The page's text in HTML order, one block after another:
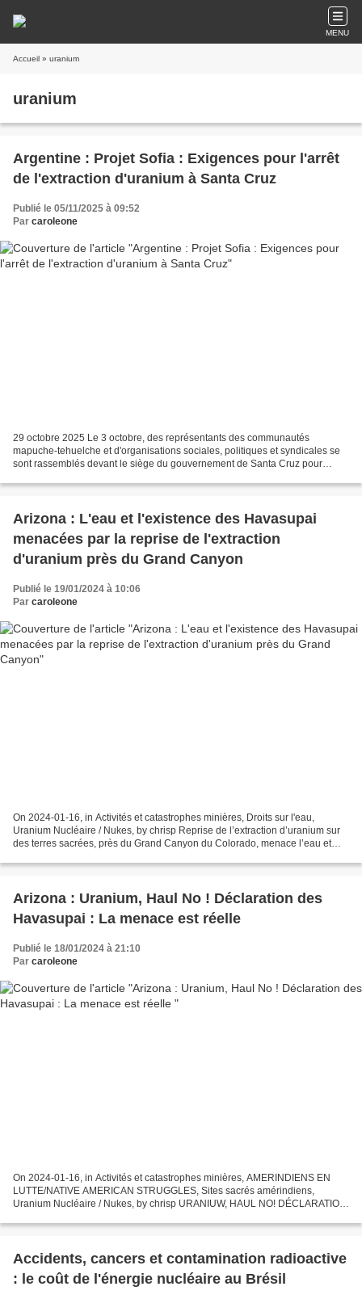
MENU
Accueil » uranium
uranium
Argentine : Projet Sofia : Exigences pour l'arrêt
de l'extraction d'uranium à Santa Cruz
Publié le 05/11/2025 à 09:52
Par caroleone
29 octobre 2025 Le 3 octobre, des représentants des communautés
mapuche-tehuelche et d'organisations sociales, politiques et syndicales se
sont rassemblés devant le siège du gouvernement de Santa Cruz pour
Arizona : L'eau et l'existence des Havasupai
menacées par la reprise de l'extraction
d'uranium près du Grand Canyon
Publié le 19/01/2024 à 10:06
Par caroleone
On 2024-01-16, in Activités et catastrophes minières, Droits sur l'eau,
Uranium Nucléaire / Nukes, by chrisp Reprise de l’extraction d’uranium sur
des terres sacrées, près du Grand Canyon du Colorado, menace l’eau et
Arizona : Uranium, Haul No ! Déclaration des
Havasupai : La menace est réelle
Publié le 18/01/2024 à 21:10
Par caroleone
On 2024-01-16, in Activités et catastrophes minières, AMERINDIENS EN
LUTTE/NATIVE AMERICAN STRUGGLES, Sites sacrés amérindiens,
Uranium Nucléaire / Nukes, by chrisp URANIUW, HAUL NO! DÉCLARATION
Accidents, cancers et contamination radioactive
: le coût de l'énergie nucléaire au Brésil